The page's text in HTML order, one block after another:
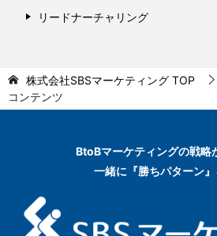
リードナーチャリング
株式会社SBSマーケティング TOP
コンテンツ
BtoBマーケティングの戦略
一緒に『勝ちパターン』